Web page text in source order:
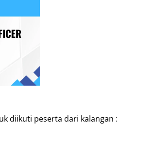
diikuti peserta dari kalangan :